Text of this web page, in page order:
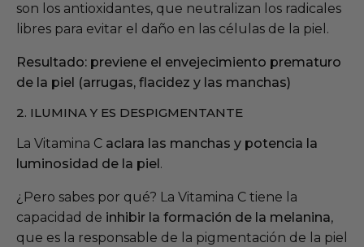
son los antioxidantes, que neutralizan los radicales
libres para evitar el daño en las células de la piel.
Resultado: previene el envejecimiento prematuro
de la piel (arrugas, flacidez y las manchas)
2. ILUMINA Y ES DESPIGMENTANTE
La Vitamina C aclara las manchas y potencia la
luminosidad de la piel .
¿Pero sabes por qué? La Vitamina C tiene la
capacidad de inhibir la formación de la melanina,
que es la responsable de la pigmentación de la piel